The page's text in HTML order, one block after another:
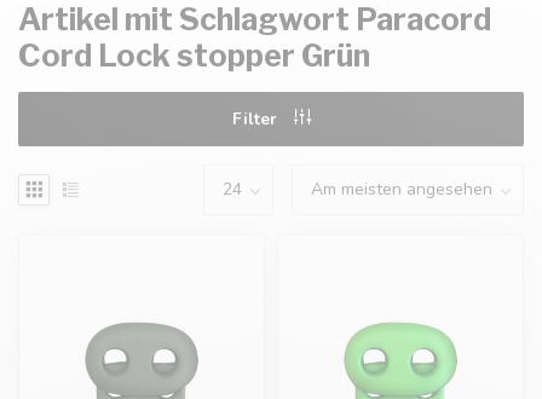
Artikel mit Schlagwort Paracord
Cord Lock stopper Grün
Filter